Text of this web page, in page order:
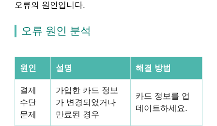
오류의 원인입니다.
오류 원인 분석
원인 설명 해결 방법
결제
수단
문제
가입한 카드 정보
가 변경되었거나
만료된 경우
카드 정보를 업
데이트하세요.